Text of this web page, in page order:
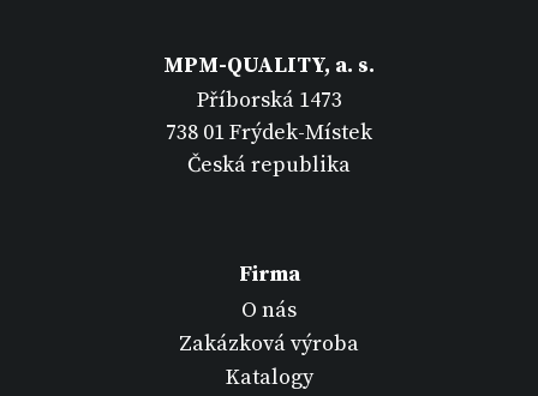
MPM-QUALITY, a. s.
Příborská 1473
738 01 Frýdek-Místek
Česká republika
Firma
O nás
Zakázková výroba
Katalogy